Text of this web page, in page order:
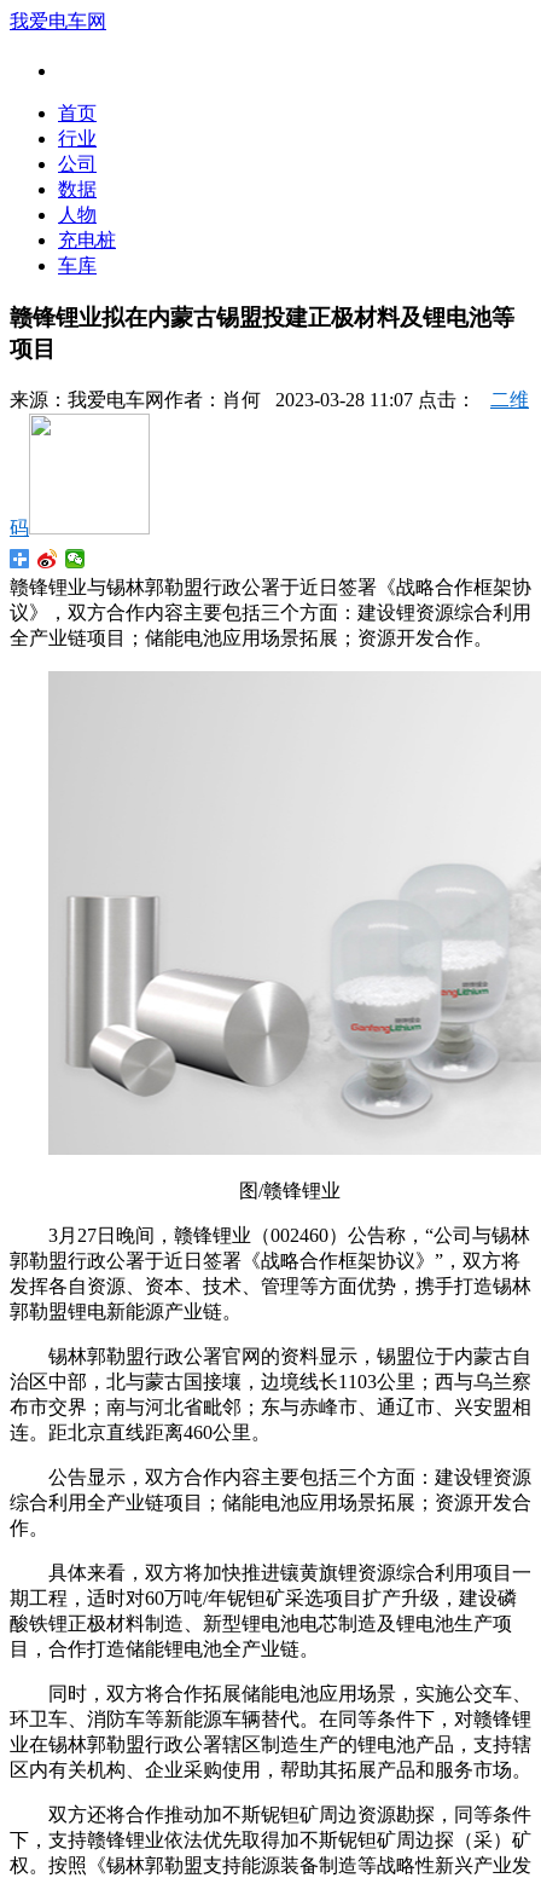
我爱电车网
首页
行业
公司
数据
人物
充电桩
车库
赣锋锂业拟在内蒙古锡盟投建正极材料及锂电池等
项目
来源： 我爱电车网作者： 肖何 2023-03-28 11:07 点击： 二维
码
赣锋锂业与锡林郭勒盟行政公署于近日签署《战略合作框架协
议》，双方合作内容主要包括三个方面：建设锂资源综合利用
全产业链项目；储能电池应用场景拓展；资源开发合作。
图/赣锋锂业
3月27日晚间，赣锋锂业（002460）公告称，“公司与锡林
郭勒盟行政公署于近日签署《战略合作框架协议》”，双方将
发挥各自资源、资本、技术、管理等方面优势，携手打造锡林
郭勒盟锂电新能源产业链。
锡林郭勒盟行政公署官网的资料显示，锡盟位于内蒙古自
治区中部，北与蒙古国接壤，边境线长1103公里；西与乌兰察
布市交界；南与河北省毗邻；东与赤峰市、通辽市、兴安盟相
连。距北京直线距离460公里。
公告显示，双方合作内容主要包括三个方面：建设锂资源
综合利用全产业链项目；储能电池应用场景拓展；资源开发合
作。
具体来看，双方将加快推进镶黄旗锂资源综合利用项目一
期工程，适时对60万吨/年铌钽矿采选项目扩产升级，建设磷
酸铁锂正极材料制造、新型锂电池电芯制造及锂电池生产项
目，合作打造储能锂电池全产业链。
同时，双方将合作拓展储能电池应用场景，实施公交车、
环卫车、消防车等新能源车辆替代。在同等条件下，对赣锋锂
业在锡林郭勒盟行政公署辖区制造生产的锂电池产品，支持辖
区内有关机构、企业采购使用，帮助其拓展产品和服务市场。
双方还将合作推动加不斯铌钽矿周边资源勘探，同等条件
下，支持赣锋锂业依法优先取得加不斯铌钽矿周边探（采）矿
权。按照《锡林郭勒盟支持能源装备制造等战略性新兴产业发